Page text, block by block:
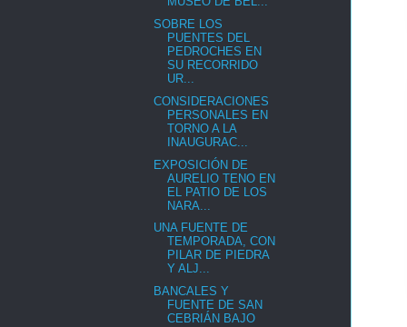
SOBRE LOS
PUENTES DEL
PEDROCHES EN
SU RECORRIDO
UR...
CONSIDERACIONES
PERSONALES EN
TORNO A LA
INAUGURAC...
EXPOSICIÓN DE
AURELIO TENO EN
EL PATIO DE LOS
NARA...
UNA FUENTE DE
TEMPORADA, CON
PILAR DE PIEDRA
Y ALJ...
BANCALES Y
FUENTE DE SAN
CEBRIÁN BAJO